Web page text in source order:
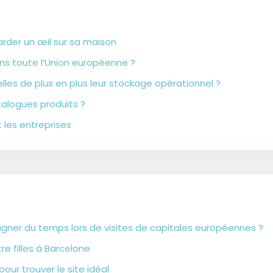
un œil sur sa maison
toute l’Union européenne ?
de plus en plus leur stockage opérationnel ?
produits ?
les entreprises
du temps lors de visites de capitales européennes ?
filles à Barcelone
trouver le site idéal